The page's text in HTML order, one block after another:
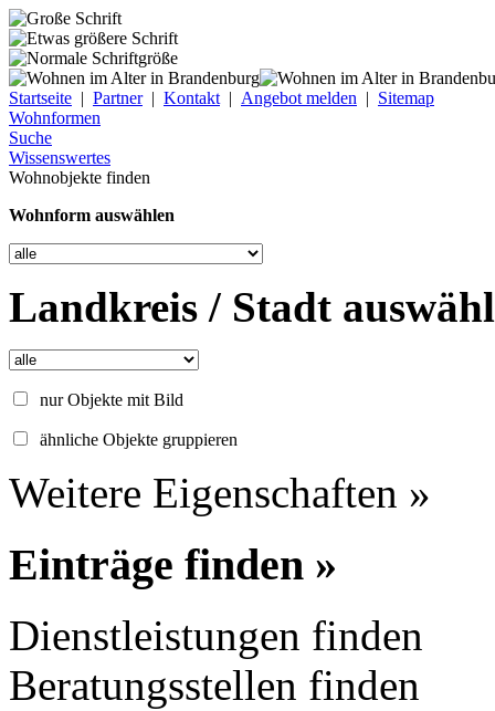
Startseite | Partner| Kontakt | Angebot melden | Sitemap
Wohnformen
Suche
Wissenswertes
Wohnobjekte finden
Wohnform auswählen
Landkreis / Stadt
nur Objekte mit Bild
ähnliche Objekte gruppieren
Weitere Eigenschaften »
Einträge finden »
Dienstleistungen finden
Beratungsstellen finden